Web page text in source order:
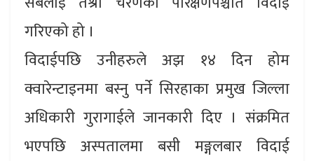
गरिएको हो ।
विदाईपछि उनीहरुले अझ १४ दिन होम
क्वारेन्टाइनमा बस्नु पर्ने सिरहाका प्रमुख जिल्ला
अधिकारी गुरागाईले जानकारी दिए । संक्रमित
भएपछि अस्पतालमा बसी मङ्गलबार विदाई